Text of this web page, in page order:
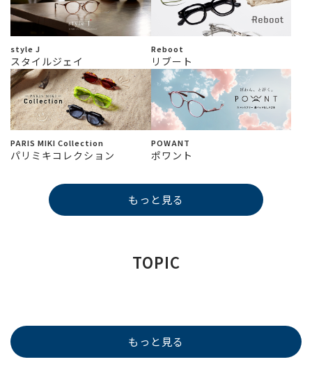
style J
スタイルジェイ
Reboot
リブート
PARIS MIKI Collection
パリミキコレクション
POWANT
ポワント
もっと見る
TOPIC
もっと見る